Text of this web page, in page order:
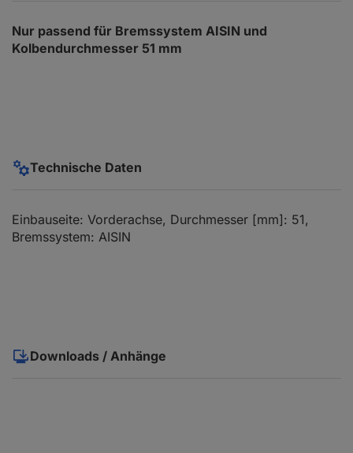
Nur passend für Bremssystem AISIN und
Kolbendurchmesser 51 mm
Technische Daten
Einbauseite: Vorderachse, Durchmesser [mm]: 51,
Bremssystem: AISIN
Downloads / Anhänge